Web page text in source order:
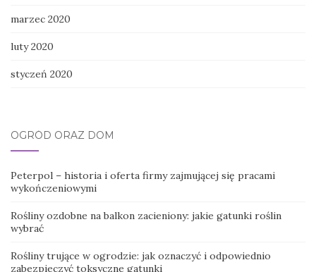
marzec 2020
luty 2020
styczeń 2020
OGRÓD ORAZ DOM
Peterpol – historia i oferta firmy zajmującej się pracami
wykończeniowymi
Rośliny ozdobne na balkon zacieniony: jakie gatunki roślin
wybrać
Rośliny trujące w ogrodzie: jak oznaczyć i odpowiednio
zabezpieczyć toksyczne gatunki